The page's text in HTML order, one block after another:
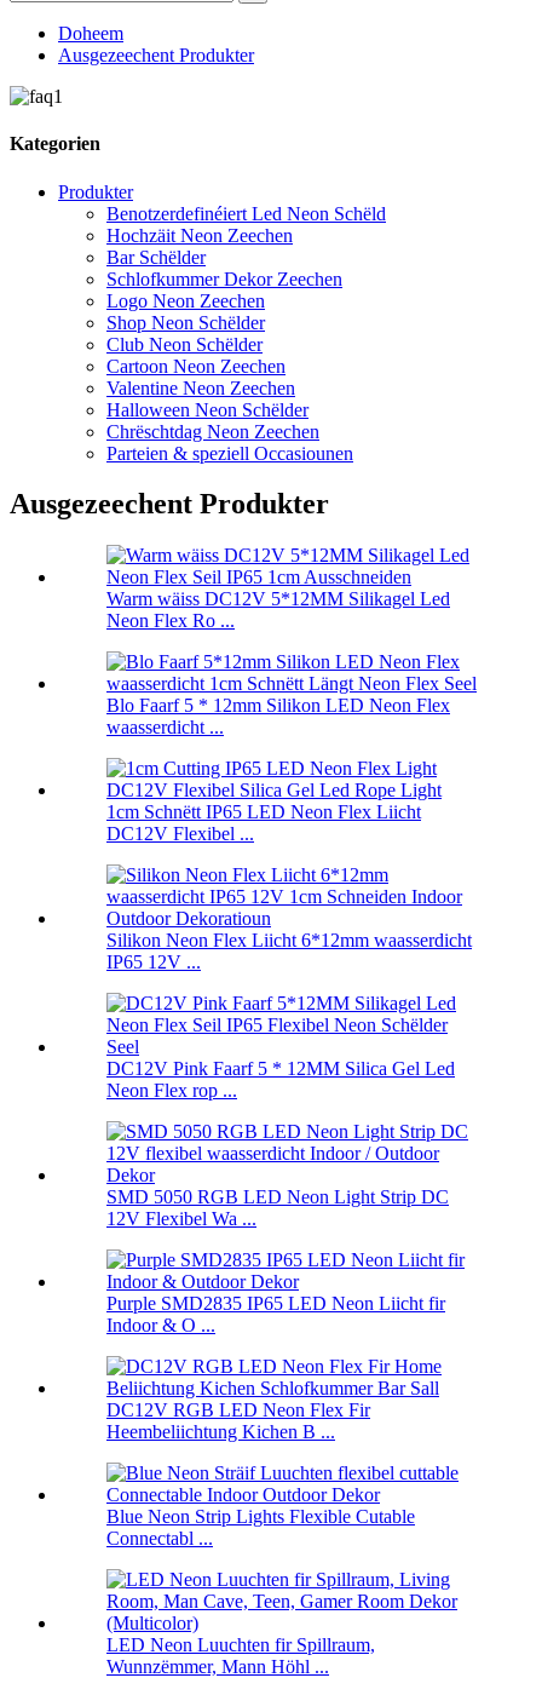
Doheem
Ausgezeechent Produkter
Kategorien
Produkter
Benotzerdefinéiert Led Neon Schëld
Hochzäit Neon Zeechen
Bar Schëlder
Schlofkummer Dekor Zeechen
Logo Neon Zeechen
Shop Neon Schëlder
Club Neon Schëlder
Cartoon Neon Zeechen
Valentine Neon Zeechen
Halloween Neon Schëlder
Chrëschtdag Neon Zeechen
Parteien & speziell Occasiounen
Ausgezeechent Produkter
Warm wäiss DC12V 5*12MM Silikagel Led
Neon Flex Ro ...
Blo Faarf 5 * 12mm Silikon LED Neon Flex
waasserdicht ...
1cm Schnëtt IP65 LED Neon Flex Liicht
DC12V Flexibel ...
Silikon Neon Flex Liicht 6*12mm waasserdicht
IP65 12V ...
DC12V Pink Faarf 5 * 12MM Silica Gel Led
Neon Flex rop ...
SMD 5050 RGB LED Neon Light Strip DC
12V Flexibel Wa ...
Purple SMD2835 IP65 LED Neon Liicht fir
Indoor & O ...
DC12V RGB LED Neon Flex Fir
Heembeliichtung Kichen B ...
Blue Neon Strip Lights Flexible Cutable
Connectabl ...
LED Neon Luuchten fir Spillraum,
Wunnzëmmer, Mann Höhl ...